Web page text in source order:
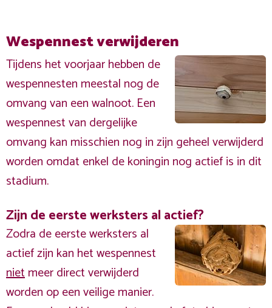
Wespennest verwijderen
Tijdens het voorjaar hebben de
wespennesten meestal nog de
omvang van een walnoot. Een
wespennest van dergelijke
omvang kan misschien nog in zijn geheel verwijderd
worden omdat enkel de koningin nog actief is in dit
stadium.
Zijn de eerste werksters al actief?
Zodra de eerste werksters al
actief zijn kan het wespennest
nietmeer direct verwijderd
worden op een veilige manier.